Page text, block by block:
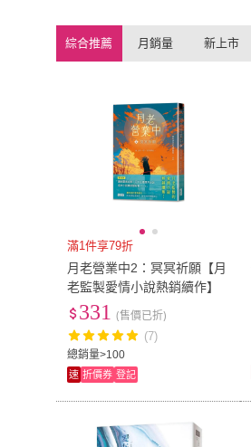
柿子文化(1)
幼獅文化(1)
可橙(2)
臺灣商務印書館
秀威出版
大塊(1)
柿子文化(1)
麥田
可橙
臺灣商務印書館
綜合推薦 月銷量 新上市
滿1件享79折
月老營業中2：冥冥祈願【月
老監製愛情小說熱銷續作】
總銷量>100
331 (售價已折)
(7)
速 折價券 登記